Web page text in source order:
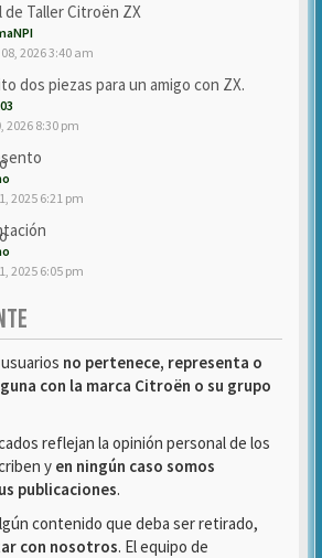
de Taller Citroën ZX
2026 3:40 am
dos piezas para un amigo con ZX.
2026 8:30 pm
2025 6:21 pm
2025 6:05 pm
no pertenece, representa o
con la marca Citroën o su grupo
reflejan la opinión personal de los
y en ningún caso somos
publicaciones.
contenido que deba ser retirado,
con nosotros. El equipo de